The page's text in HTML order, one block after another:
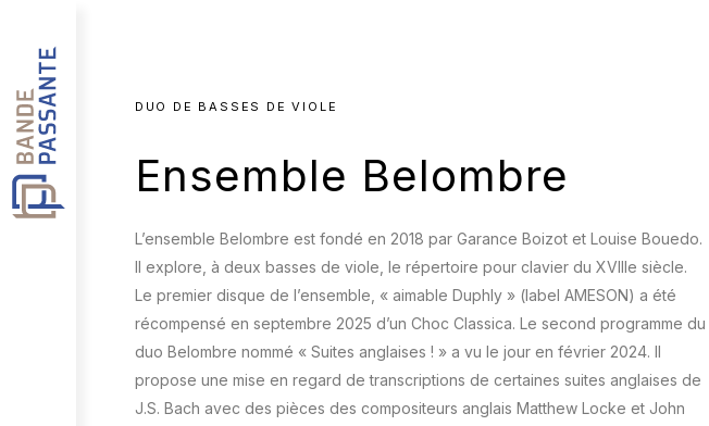
DUO DE BASSES DE VIOLE
Ensemble Belombre
L’ensemble Belombre est fondé en 2018 par Garance Boizot et Louise Bouedo.
Il explore, à deux basses de viole, le répertoire pour clavier du XVIIIe siècle.
Le premier disque de l’ensemble, « aimable Duphly » (label AMESON) a été
récompensé en septembre 2025 d’un Choc Classica. Le second programme du
duo Belombre nommé « Suites anglaises ! » a vu le jour en février 2024. Il
propose une mise en regard de transcriptions de certaines suites anglaises de
J.S. Bach avec des pièces des compositeurs anglais Matthew Locke et John